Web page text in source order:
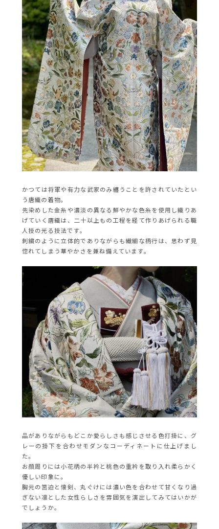
かつては将軍や有力な武家のみ纏うことを許されていたとい
う唐織の着物。
先染めした金糸や濃淡の異なる鮮やかな色糸を使用し織りあ
げていく唐織は、二十以上もの工程を経て作りあげられる職
人技の光る技法です。
刺繍のように立体的でありながらも繊細な柄行は、思わず見
惚れてしまう華やかさを兼ね備えています。
品がありながらもどこか愛らしさも感じさせる色打掛に、グ
レーの掛下を合わせモダンなコーディネートに仕上げまし
た。
お顔周りには小花柄の半衿と桃色の重衿を取り入れ柔らかく
優しい印象に。
胸元の筥迫と懐剣、丸ぐけには濃い色を合わせて甘くなり過
ぎない凛とした女性らしさを雰囲気を演出してみてはいかが
でしょうか。